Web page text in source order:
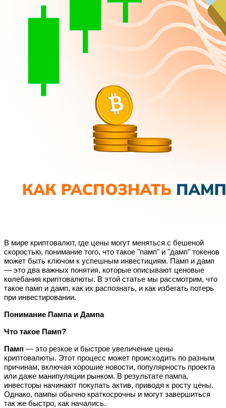
В мире криптовалют, где цены могут меняться с бешеной
скоростью, понимание того, что такое "памп" и "дамп" токенов
может быть ключом к успешным инвестициям. Памп и дамп
— это два важных понятия, которые описывают ценовые
колебания криптовалюты. В этой статье мы рассмотрим, что
такое памп и дамп, как их распознать, и как избегать потерь
при инвестировании.
Понимание Пампа и Дампа
Что такое Памп?
Памп — это резкое и быстрое увеличение цены
криптовалюты. Этот процесс может происходить по разным
причинам, включая хорошие новости, популярность проекта
или даже манипуляции рынком. В результате пампа,
инвесторы начинают покупать актив, приводя к росту цены.
Однако, пампы обычно краткосрочны и могут завершиться
так же быстро, как начались.